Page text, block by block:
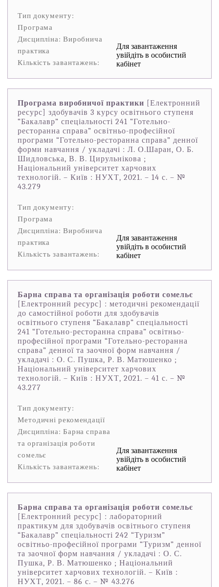
Тип документу:
Програма
Дисципліна: Виробнича
практика
Кількість завантажень:
Для завантаження
увійдіть в особистий
кабінет
Програма виробничої практики [Електронний
ресурс] здобувачів 3 курсу освітнього ступеня
“Бакалавр” спеціальності 241 “Готельно-
ресторанна справа” освітньо-професійної
програми “Готельно-ресторанна справа” денної
форми навчання / укладачі : Л. О.Шаран, О. Б.
Шидловська, В. В. Цирульнікова ;
Національний університет харчових
технологій. – Київ : НУХТ, 2021. – 14 с. – №
43.279
Тип документу:
Програма
Дисципліна: Виробнича
практика
Кількість завантажень:
Для завантаження
увійдіть в особистий
кабінет
Барна справа та організація роботи сомельє
[Електронний ресурс] : методичні рекомендації
до самостійної роботи для здобувачів
освітнього ступеня “Бакалавр” спеціальності
241 “Готельно-ресторанна справа” освітньо-
професійної програми “Готельно-ресторанна
справа” денної та заочної форм навчання /
укладачі : О. С. Пушка, Р. В. Матюшенко ;
Національний університет харчових
технологій. – Київ : НУХТ, 2021. – 41 с. – №
43.277
Тип документу:
Методичні рекомендації
Дисципліна: Барна справа
та організація роботи
сомельє
Кількість завантажень:
Для завантаження
увійдіть в особистий
кабінет
Барна справа та організація роботи сомельє
[Електронний ресурс] : лабораторний
практикум для здобувачів освітнього ступеня
“Бакалавр” спеціальності 242 “Туризм”
освітньо-професійної програми “Туризм” денної
та заочної форм навчання / укладачі : О. С.
Пушка, Р. В. Матюшенко ; Національний
університет харчових технологій. – Київ :
НУХТ, 2021. – 86 с. – № 43.276